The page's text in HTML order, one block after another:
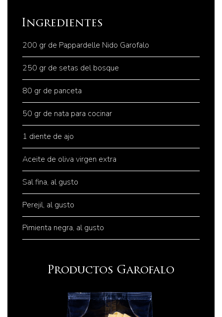
Ingredientes
200 gr de Pappardelle Nido Garofalo
250 gr de setas del bosque
80 gr de panceta
50 gr de nata para cocinar
1 diente de ajo
Aceite de oliva virgen extra
Sal fina, al gusto
Perejil, al gusto
Pimienta negra, al gusto
Productos Garofalo